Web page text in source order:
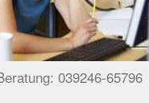
039246-65796